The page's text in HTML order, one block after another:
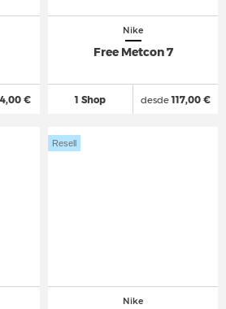
€
Nike
Free Metcon 7
1 Shop desde117,00 €
Nike
Resell